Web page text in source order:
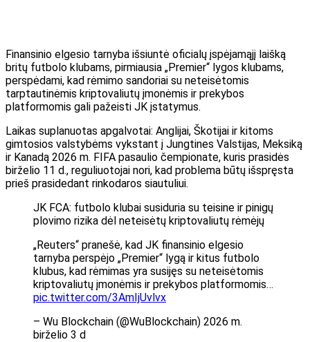
Finansinio elgesio tarnyba išsiuntė oficialų įspėjamąjį laišką
britų futbolo klubams, pirmiausia „Premier“ lygos klubams,
perspėdami, kad rėmimo sandoriai su neteisėtomis
tarptautinėmis kriptovaliutų įmonėmis ir prekybos
platformomis gali pažeisti JK įstatymus.
Laikas suplanuotas apgalvotai: Anglijai, Škotijai ir kitoms
gimtosios valstybėms vykstant į Jungtines Valstijas, Meksiką
ir Kanadą 2026 m. FIFA pasaulio čempionate, kuris prasidės
birželio 11 d., reguliuotojai nori, kad problema būtų išspręsta
prieš prasidedant rinkodaros siautuliui.
JK FCA: futbolo klubai susiduria su teisine ir pinigų
plovimo rizika dėl neteisėtų kriptovaliutų rėmėjų
„Reuters“ pranešė, kad JK finansinio elgesio
tarnyba perspėjo „Premier“ lygą ir kitus futbolo
klubus, kad rėmimas yra susijęs su neteisėtomis
kriptovaliutų įmonėmis ir prekybos platformomis…
pic.twitter.com/3AmIjUvlvx
– Wu Blockchain (@WuBlockchain) 2026 m.
birželio 3 d